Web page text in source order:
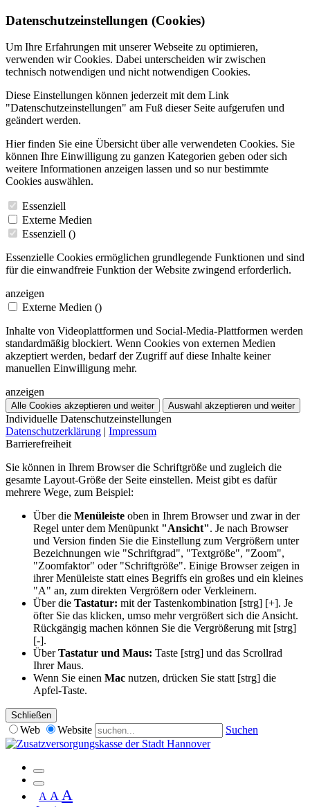
Datenschutzeinstellungen (Cookies)
Um Ihre Erfahrungen mit unserer Webseite zu optimieren,
verwenden wir Cookies. Dabei unterscheiden wir zwischen
technisch notwendigen und nicht notwendigen Cookies.
Diese Einstellungen können jederzeit mit dem Link
"Datenschutzeinstellungen" am Fuß dieser Seite aufgerufen und
geändert werden.
Hier finden Sie eine Übersicht über alle verwendeten Cookies. Sie
können Ihre Einwilligung zu ganzen Kategorien geben oder sich
weitere Informationen anzeigen lassen und so nur bestimmte
Cookies auswählen.
Essenziell
Externe Medien
Essenziell ()
Essenzielle Cookies ermöglichen grundlegende Funktionen und sind
für die einwandfreie Funktion der Website zwingend erforderlich.
anzeigen
Externe Medien ()
Inhalte von Videoplattformen und Social-Media-Plattformen werden
standardmäßig blockiert. Wenn Cookies von externen Medien
akzeptiert werden, bedarf der Zugriff auf diese Inhalte keiner
manuellen Einwilligung mehr.
anzeigen
Alle Cookies akzeptieren und weiter Auswahl akzeptieren und weiter
Individuelle Datenschutzeinstellungen
Datenschutzerklärung | Impressum
Barrierefreiheit
Sie können in Ihrem Browser die Schriftgröße und zugleich die
gesamte Layout-Größe der Seite einstellen. Meist gibt es dafür
mehrere Wege, zum Beispiel:
Über die Menüleiste oben in Ihrem Browser und zwar in der
Regel unter dem Menüpunkt "Ansicht". Je nach Browser
und Version finden Sie die Einstellung zum Vergrößern unter
Bezeichnungen wie "Schriftgrad", "Textgröße", "Zoom",
"Zoomfaktor" oder "Schriftgröße". Einige Browser zeigen in
ihrer Menüleiste statt eines Begriffs ein großes und ein kleines
"A" an, zum direkten Vergrößern oder Verkleinern.
Über die Tastatur: mit der Tastenkombination [strg] [+]. Je
öfter Sie das klicken, umso mehr vergrößert sich die Ansicht.
Rückgängig machen können Sie die Vergrößerung mit [strg]
[-].
ÜberTastatur und Maus: Taste [strg] und das Scrollrad
Ihrer Maus.
Wenn Sie einen Mac nutzen, drücken Sie statt [strg] die
Apfel-Taste.
Schließen
Web Website Suchen
A A A